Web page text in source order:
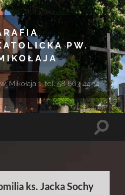
PW.
Mikołaja 1, tel. 58 663 44 14
Toggle
ks. Jacka Sochy